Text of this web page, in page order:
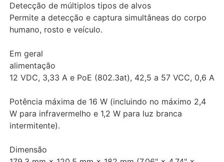
Detecção de múltiplos tipos de alvos
Permite a detecção e captura simultâneas do corpo
humano, rosto e veículo.
Em geral
alimentação
12 VDC, 3,33 A e PoE (802.3at), 42,5 a 57 VCC, 0,6 A
Potência máxima de 16 W (incluindo no máximo 2,4
W para infravermelho e 1,2 W para luz branca
intermitente).
Dimensão